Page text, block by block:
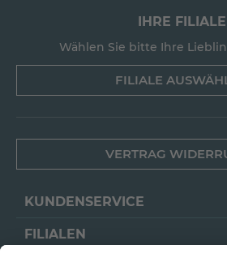
IHRE FILIALE
Wählen Sie bitte Ihre
FILIALE
VERTRAG
KUNDENSERVICE
FILIALEN